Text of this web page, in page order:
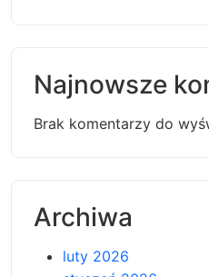
Najnowsze
Brak komentarzy do
Archiwa
luty 2026